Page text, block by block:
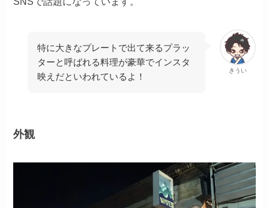
きうい
特に大きなプレートで出て来るプラッ
ターと呼ばれる料理が豪華でインスタ
映えだといわれているよ！
外観